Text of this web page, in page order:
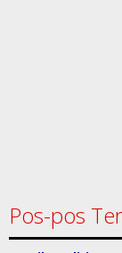
Pos-pos